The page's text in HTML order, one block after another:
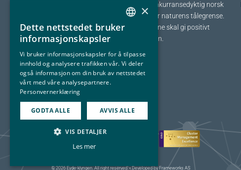
Eyde-klyngen skal sikre tilvekst og konkurransedyktig norsk
prosessindustri som opererer innenfor naturens tålegrense.
I fellesskap streber vi etter at bedriftene skal gi positivt
bidrag tilbake til samfunnet og naturen.
© 2026 Eyde-klyngen. All right reserved. • Developed by Frameworks AS
NORWEGIAN
×
Dette nettstedet bruker
informasjonskapsler
Vi bruker informasjonskapsler for å tilpasse
innhold og analysere trafikken vår. Vi deler
også informasjon om din bruk av nettstedet
vårt med våre analysepartnere.
Personvernerklæring
GODTA ALLE AVVIS ALLE
VIS DETALJER
Les mer